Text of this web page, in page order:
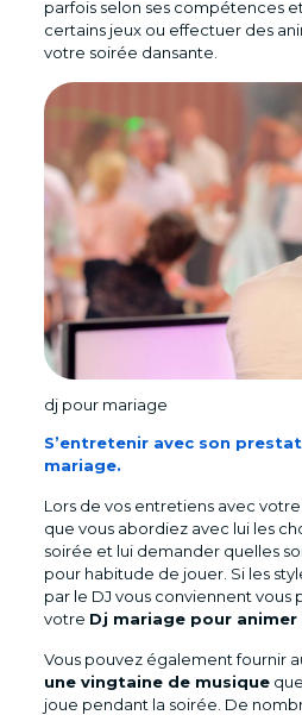
parfois selon ses compétences
certains jeux ou effectuer des
votre soirée dansante.
dj pour mariage
S’entretenir avec son
mariage.
Lors de vos entretiens avec
que vous abordiez avec lui les
soirée et lui demander quelles
pour habitude de jouer. Si les
par le DJ vous conviennent vous
votre Dj mariage pour animer
Vous pouvez également fournir
une vingtaine de musiqueque
joue pendant la soirée. De